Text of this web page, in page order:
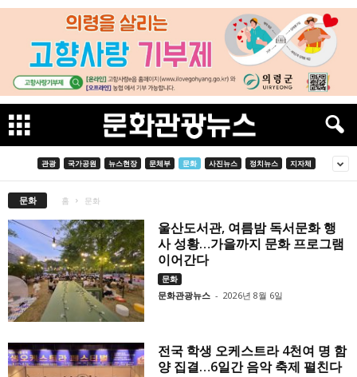
관광 국가공원 뉴스현장 문체부 문화 사진뉴스 정치뉴스 지자체
문화 홈 문화
울산도서관, 여름밤 독서문화 행
사 성황…가을까지 문화 프로그램
이어간다
문화
문화관광뉴스 - 2026년 8월 6일
전국 학생 오케스트라 4천여 명 함
양 집결…6일간 음악 축제 펼친다